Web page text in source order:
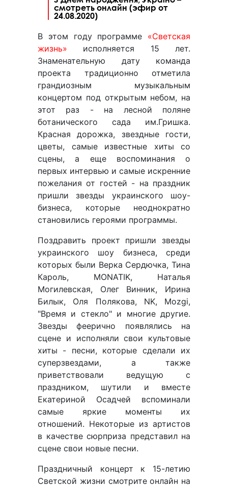
смотреть онлайн (эфир от
24.08.2020)
В этом году программе «Светская
жизнь» исполняется 15 лет.
Знаменательную дату команда
проекта традиционно отметила
грандиозным музыкальным
концертом под открытым небом, на
этот раз - на лесной поляне
ботанического сада им.Гришка.
Красная дорожка, звездные гости,
цветы, самые известные хиты со
сцены, а еще воспоминания о
первых интервью и самые искренние
пожелания от гостей - на праздник
пришли звезды украинского шоу-
бизнеса, которые неоднократно
становились героями программы.
Поздравить проект пришли звезды
украинского шоу бизнеса, среди
которых были Верка Сердючка, Тина
Кароль, MONATIK, Наталья
Могилевская, Олег Винник, Ирина
Билык, Оля Полякова, NK, Mozgi,
"Время и стекло" и многие другие.
Звезды феерично появлялись на
сцене и исполняли свои культовые
хиты - песни, которые сделали их
суперзвездами, а также
приветствовали ведущую с
праздником, шутили и вместе
Екатериной Осадчей вспоминали
самые яркие моменты их
отношений. Некоторые из артистов
в качестве сюрприза представил на
сцене свои новые песни.
Праздничный концерт к 15-летию
Светской жизни смотрите онлайн на